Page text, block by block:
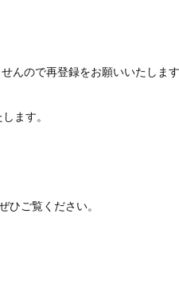
んので再登録をお願いいたします
ます。
ひご覧ください。